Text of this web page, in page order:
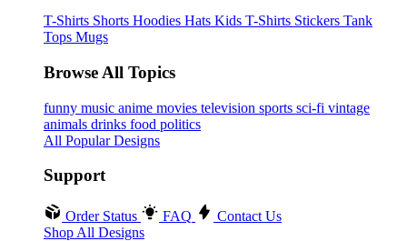
T-Shirts Shorts Hoodies Hats Kids T-Shirts Stickers Tank
Tops Mugs
Browse All Topics
funny music anime movies television sports sci-fi vintage
animals drinks food politics
All Popular Designs
Support
Order Status FAQ
Contact Us
Shop All Designs